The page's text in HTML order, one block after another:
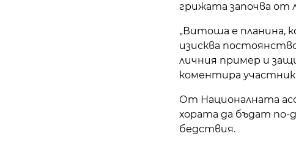
грижата започва от
„Витоша е планина,
изисква
личния пример и
коментира
От Националната
хората да бъдат по-
бедствия.